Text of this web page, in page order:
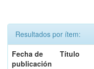
Resultados por ítem:
Fecha de
publicación
Título